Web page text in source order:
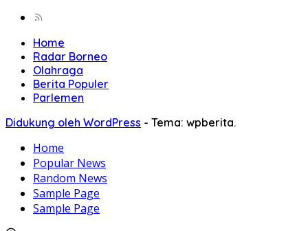
Home
Radar Borneo
Olahraga
Berita Populer
Parlemen
Didukung oleh WordPress - Tema: wpberita.
Home
Popular News
Random News
Sample Page
Sample Page